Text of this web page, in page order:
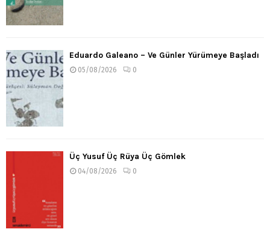
Eduardo Galeano – Ve Günler Yürümeye Başladı
05/08/2026 0
Üç Yusuf Üç Rüya Üç Gömlek
04/08/2026 0